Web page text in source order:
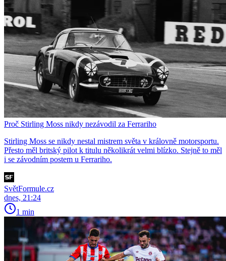
Proč Stirling Moss nikdy nezávodil za Ferrariho
Stirling Moss se nikdy nestal mistrem světa v královně motorsportu.
Přesto měl britský pilot k titulu několikrát velmi blízko. Stejně to měl
i se závodním postem u Ferrariho.
SvětFormule.cz
dnes, 21:24
1 min